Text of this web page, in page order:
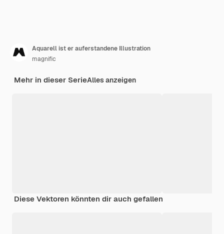
Aquarell ist er auferstandene Illustration
magnific
Mehr in dieser SerieAlles anzeigen
Diese Vektoren könnten dir auch gefallen